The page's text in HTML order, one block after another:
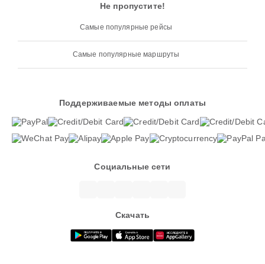
Не пропустите!
Самые популярные рейсы
Самые популярные маршруты
Поддерживаемые методы оплаты
Социальные сети
Скачать